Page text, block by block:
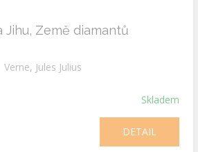
Jihu, Země diamantů
Verne, Jules Julius
Skladem
DETAIL